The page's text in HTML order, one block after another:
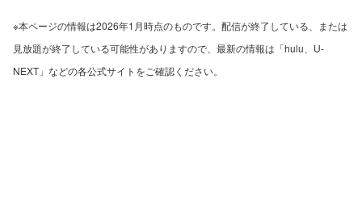
※本ページの情報は2026年1月時点のものです。配信が終了している、または
見放題が終了している可能性がありますので、最新の情報は「hulu、U-
NEXT」などの各公式サイトをご確認ください。